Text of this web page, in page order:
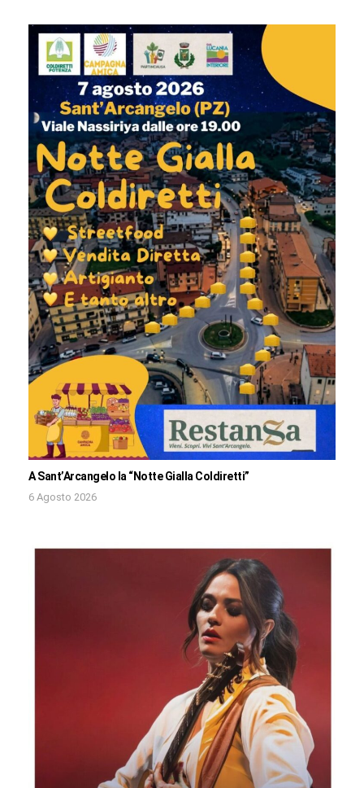
A Sant’Arcangelo la “Notte Gialla Coldiretti”
6 Agosto 2026